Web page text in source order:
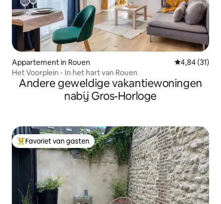
Appartement in Rouen Gemiddelde
4,84 (31)
Het Voorplein - In het hart van Rouen
Andere geweldige vakantiewoningen
nabij Gros-Horloge
Topfavoriet van gasten
Favoriet van gasten